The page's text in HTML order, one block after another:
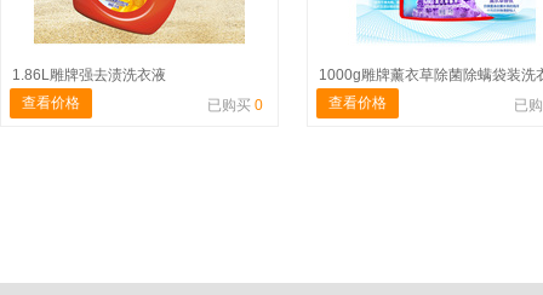
1.86L雕牌强去渍洗衣液
查看价格
已购买 0
1000g雕牌薰衣草除菌除螨袋装洗
查看价格
已